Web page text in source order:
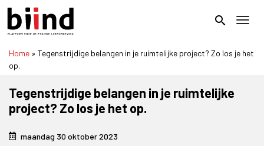
Overslaan
naar
inhoud
gaan
search
Kruimelpad
Home
Tegenstrijdige belangen in je ruimtelijke project? Zo los je het
op.
Tegenstrijdige belangen in je ruimtelijke
project? Zo los je het op.
maandag 30 oktober 2023